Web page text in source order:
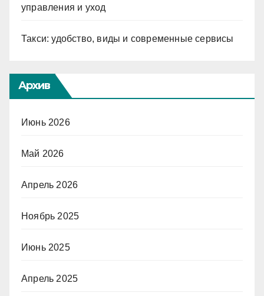
управления и уход
Такси: удобство, виды и современные сервисы
Архив
Июнь 2026
Май 2026
Апрель 2026
Ноябрь 2025
Июнь 2025
Апрель 2025